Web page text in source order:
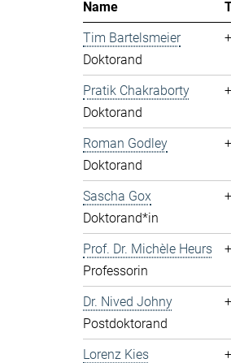
Name
Tim Bartelsmeier
Doktorand
Pratik Chakraborty
Doktorand
Roman Godley
Doktorand
Sascha Gox
Doktorand*in
Prof. Dr. Michèle Heurs
Professorin
Dr. Nived Johny
Postdoktorand
Lorenz Kies